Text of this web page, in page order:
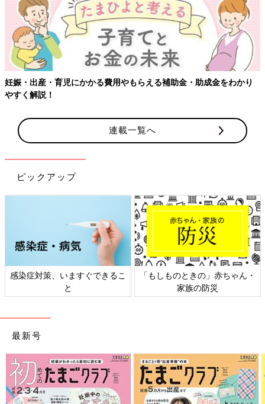
妊娠・出産・育児にかかる費用やもらえる補助金・助成金をわかり
やすく解説！
連載一覧へ
ピックアップ
感染症対策、いますぐできるこ
と
「もしものときの」赤ちゃん・
家族の防災
最新号